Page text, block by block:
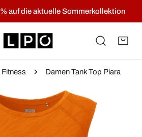
auf die aktuelle Sommerkollektion
Fitness Damen Tank Top Piara